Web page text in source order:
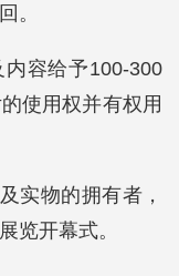
。
容给予100-300
使用权并有权用
实物的拥有者，
览开幕式。